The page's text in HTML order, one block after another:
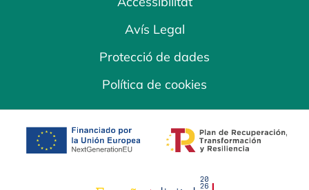
Avís Legal
Protecció de dades
Política de cookies
opens in a new tab opens in a new
opens in a new tab